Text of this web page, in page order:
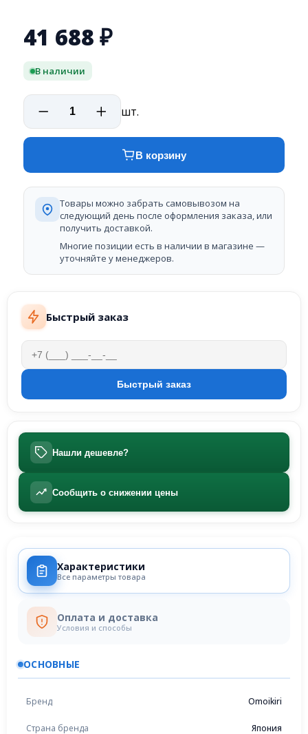
Быстрый заказ
Нашли дешевле?
Сообщить о снижении цены
41 688 ₽
В наличии
шт.
В корзину
Товары можно забрать самовывозом на
следующий день после оформления заказа, или
получить доставкой.
Многие позиции есть в наличии в магазине —
уточняйте у менеджеров.
Характеристики
Все параметры товара
Оплата и доставка
Условия и способы
ОСНОВНЫЕ
Бренд Omoikiri
Страна бренда Япония